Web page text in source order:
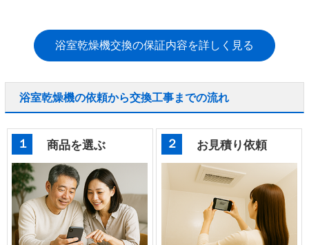
浴室乾燥機交換の保証内容を詳しく見る
浴室乾燥機の依頼から交換工事までの流れ
１ 商品を選ぶ ２ お見積り依頼